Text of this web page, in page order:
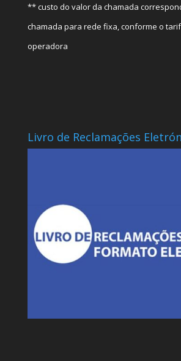
** custo do valor da chamada
chamada para rede fixa, conforme o
operadora
Livro de Reclamações